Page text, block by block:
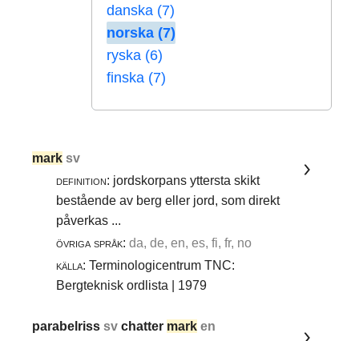
danska (7)
norska (7)
ryska (6)
finska (7)
mark sv
definition: jordskorpans yttersta skikt
bestående av berg eller jord, som direkt
påverkas ...
övriga språk: da, de, en, es, fi, fr, no
källa: Terminologicentrum TNC:
Bergteknisk ordlista | 1979
parabelrisssvchatter mark en